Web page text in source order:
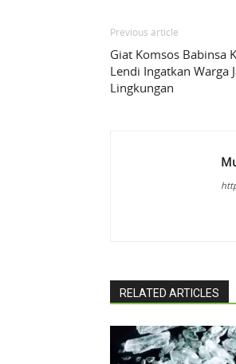
Previous article
Giat Komsos Babinsa
Lendi Ingatkan Warga
Lingkungan
RELATED ARTICLES